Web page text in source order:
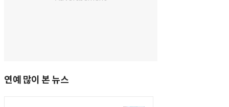
연예 많이 본 뉴스